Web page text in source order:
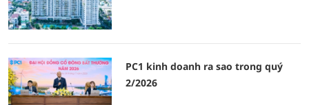
PC1 kinh doanh ra sao trong quý
2/2026